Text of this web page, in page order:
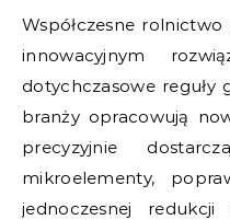
Współczesne
innowacyjnym
dotychczasowe reguły
branży opracowują
precyzyjnie
mikroelementy,
jednoczesnej